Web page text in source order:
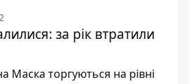
за рік втратили
Маска торгуються на рівні